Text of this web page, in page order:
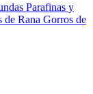
Parafinas y
de Rana Gorros de